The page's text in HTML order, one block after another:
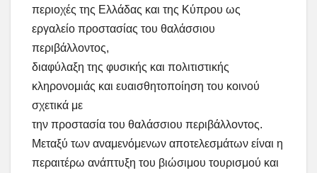
περιοχές της Ελλάδας και της Κύπρου ως
εργαλείο προστασίας του θαλάσσιου
περιβάλλοντος,
διαφύλαξη της φυσικής και πολιτιστικής
κληρονομιάς και ευαισθητοποίηση του κοινού
σχετικά με
την προστασία του θαλάσσιου περιβάλλοντος.
Μεταξύ των αναμενόμενων αποτελεσμάτων είναι η
περαιτέρω ανάπτυξη του βιώσιμου τουρισμού και